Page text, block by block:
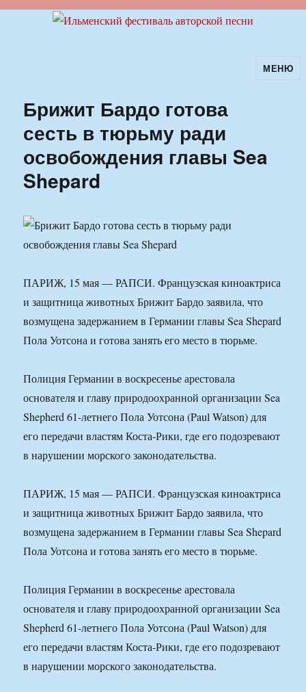
Ильменский фестиваль авторскойМЕНЮ
Брижит Бардо готова
сесть в тюрьму ради
освобождения главы Sea
Shepard
ПАРИЖ, 15 мая — РАПСИ. Французская киноактриса
и защитница животных Брижит Бардо заявила, что
возмущена задержанием в Германии главы Sea Shepard
Пола Уотсона и готова занять его место в тюрьме.
Полиция Германии в воскресенье арестовала
основателя и главу природоохранной организации Sea
Shepherd 61-летнего Пола Уотсона (Paul Watson) для
его передачи властям Коста-Рики, где его подозревают
в нарушении морского законодательства.
ПАРИЖ, 15 мая — РАПСИ. Французская киноактриса
и защитница животных Брижит Бардо заявила, что
возмущена задержанием в Германии главы Sea Shepard
Пола Уотсона и готова занять его место в тюрьме.
Полиция Германии в воскресенье арестовала
основателя и главу природоохранной организации Sea
Shepherd 61-летнего Пола Уотсона (Paul Watson) для
его передачи властям Коста-Рики, где его подозревают
в нарушении морского законодательства.